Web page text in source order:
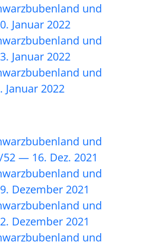
und
Januar 2022
und
Januar 2022
und
2022
und
— 16. Dez. 2021
und
Dezember 2021
und
Dezember 2021
und